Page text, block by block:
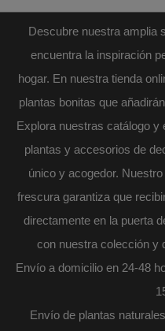
Descubre nuestra amplia
encuentra la inspiración
hogar. En nuestra tienda
plantas bonitas que
Explora nuestras catálogo y
plantas y accesorios de
único y acogedor.
frescura garantiza que
directamente en la puerta
con nuestra colección y
Envío a domicilio en 24-48
Envío de plantas